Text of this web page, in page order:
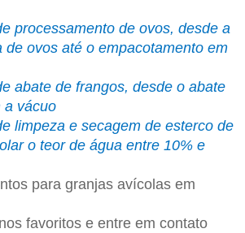
processamento de ovos, desde a
de ovos até o empacotamento em
abate de frangos, desde o abate
a vácuo
limpeza e secagem de esterco de
o teor de água entre 10% e
para granjas avícolas em
favoritos e entre em contato